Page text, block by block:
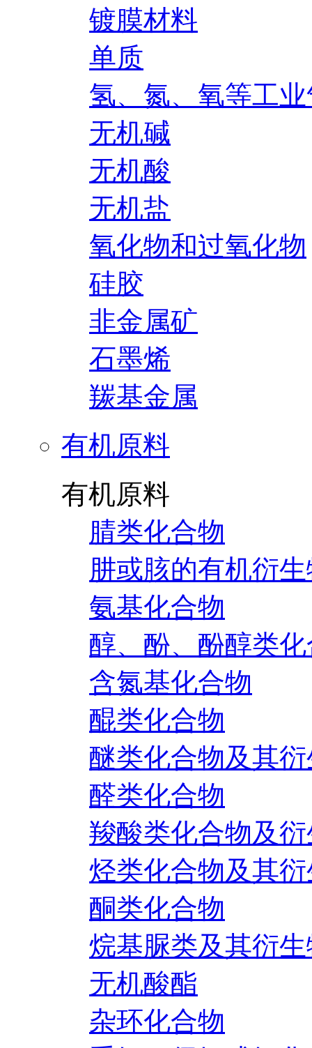
镀膜材料
单质
氢、氮、氧等工
无机碱
无机酸
无机盐
氧化物和过氧化物
硅胶
非金属矿
石墨烯
羰基金属
有机原料
有机原料
腈类化合物
肼或胲的有机衍
氨基化合物
醇、酚、酚醇类
含氮基化合物
醌类化合物
醚类化合物及其
醛类化合物
羧酸类化合物及
烃类化合物及其
酮类化合物
烷基脲类及其衍
无机酸酯
杂环化合物